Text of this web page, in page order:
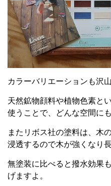
カラーバリエーションも沢
天然鉱物顔料や植物色素と
使うことで、どんな空間に
またリボス社の塗料は、木
浸透するので木が強くなり
無塗装に比べると撥水効果
げますよ。